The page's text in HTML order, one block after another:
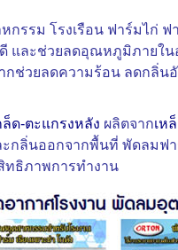
รรม โรงเรือน ฟาร์มไก่
และช่วยลดอุณหภูมิภายใ
ช่วยลดความร้อน ลดกลิ่น
ด-ตะแกรงหลัง ผลิตจากเห
กลิ่นออกจากพื้นที่ พัดลม
ทธิภาพการทำงาน